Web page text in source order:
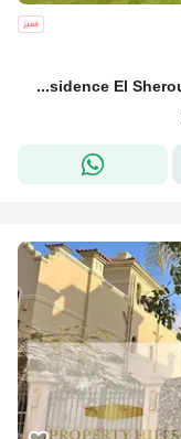
فيلا مستقلة للبيع فى حياة ريزيدنس الشروق Hayah residence El Sherouk ومتشطبة تشطيب كامل جاهزة على الاستلام الفورى